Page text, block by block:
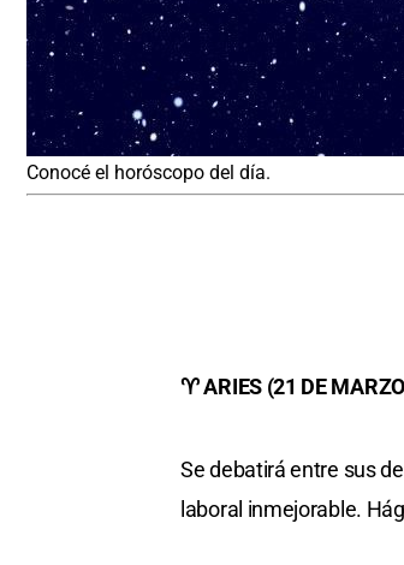
Conocé el horóscopo del día.
♈ ARIES (21 DE
Se debatirá entre sus
laboral inmejorable.